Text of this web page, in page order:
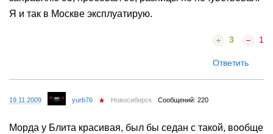
Я и так в Москве эксплуатирую.
3 1
Ответить
19.11.2009 yurb76 Новосибирск Сообщений: 220
Морда у Блита красивая, был бы седан с такой, вообще